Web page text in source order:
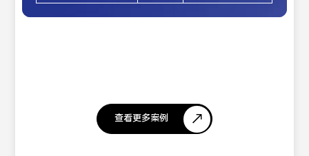
查看更多案例